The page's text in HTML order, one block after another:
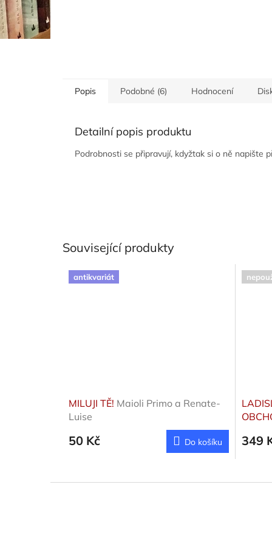
Popis Podobné (6) Hodnocení
Detailní popis produktu
Podrobnosti se připravují, kdyžtak si o ně napište
Související produkty
antikvariát
MILUJI TĚ! Maioli Primo a Renate-
Luise
50 Kč Do košíku 349